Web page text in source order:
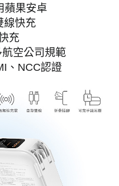
蘋果安卓
線快充
充
空公司規範
、NCC認證